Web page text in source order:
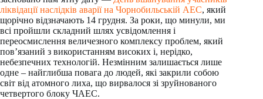
ліквідації наслідків аварії на Чорнобильській АЕС, який
щорічно відзначають 14 грудня. За роки, що минули, ми
всі пройшли складний шлях усвідомлення і
переосмислення величезного комплексу проблем, який
пов’язаний з використанням високих і, нерідко,
небезпечних технологій. Незмінним залишається лише
одне – найглибша повага до людей, які закрили собою
світ від атомного лиха, що вирвалося зі зруйнованого
четвертого блоку ЧАЕС.